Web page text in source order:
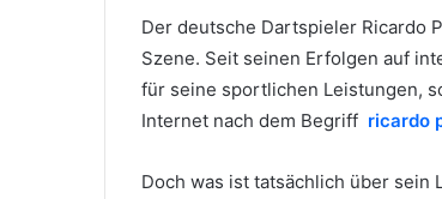
Der deutsche Dartspieler Ricardo
Szene. Seit seinen Erfolgen auf
für seine sportlichen Leistungen,
Internet nach dem Begriff ricardo
Doch was ist tatsächlich über